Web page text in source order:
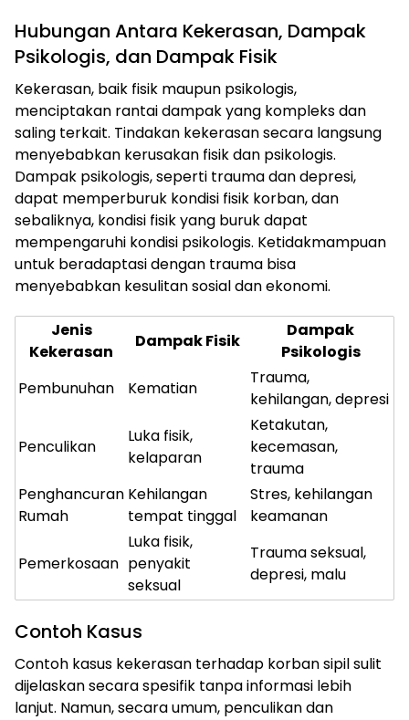
ⓘ
Hubungan Antara Kekerasan, Dampak
Psikologis, dan Dampak Fisik
Kekerasan, baik fisik maupun psikologis,
menciptakan rantai dampak yang kompleks dan
saling terkait. Tindakan kekerasan secara langsung
menyebabkan kerusakan fisik dan psikologis.
Dampak psikologis, seperti trauma dan depresi,
dapat memperburuk kondisi fisik korban, dan
sebaliknya, kondisi fisik yang buruk dapat
mempengaruhi kondisi psikologis. Ketidakmampuan
untuk beradaptasi dengan trauma bisa
menyebabkan kesulitan sosial dan ekonomi.
Jenis
Kekerasan
Dampak Fisik
Dampak
Psikologis
Pembunuhan
Kematian
Trauma,
kehilangan, depresi
Penculikan
Luka fisik,
kelaparan
Ketakutan,
kecemasan,
trauma
Penghancuran
Rumah
Kehilangan
tempat tinggal
Stres, kehilangan
keamanan
Pemerkosaan
Luka fisik,
penyakit
seksual
Trauma seksual,
depresi, malu
Contoh Kasus
Contoh kasus kekerasan terhadap korban sipil sulit
dijelaskan secara spesifik tanpa informasi lebih
lanjut. Namun, secara umum, penculikan dan